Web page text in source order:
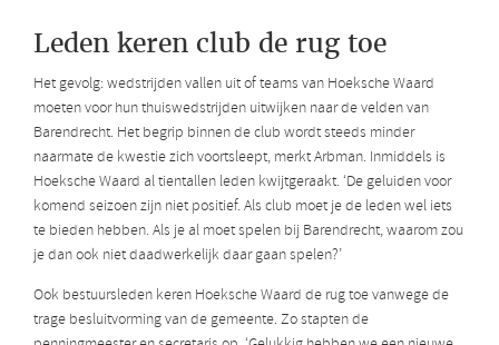
Leden keren club de rug toe
Het gevolg: wedstrijden vallen uit of teams van Hoeksche Waard
moeten voor hun thuiswedstrijden uitwijken naar de velden van
Barendrecht. Het begrip binnen de club wordt steeds minder
naarmate de kwestie zich voortsleept, merkt Arbman. Inmiddels is
Hoeksche Waard al tientallen leden kwijtgeraakt. ‘De geluiden voor
komend seizoen zijn niet positief. Als club moet je de leden wel iets
te bieden hebben. Als je al moet spelen bij Barendrecht, waarom zou
je dan ook niet daadwerkelijk daar gaan spelen?’
Ook bestuursleden keren Hoeksche Waard de rug toe vanwege de
trage besluitvorming van de gemeente. Zo stapten de